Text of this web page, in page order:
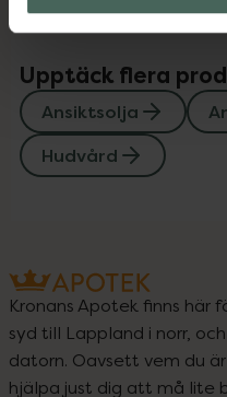
Upptäck flera
Ansiktsolja
Hudvård
Kronans Apotek finns här
syd till Lappland i norr,
datorn. Oavsett vem du
hjälpa just dig att må lite